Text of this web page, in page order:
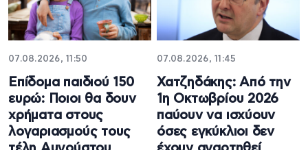
07.08.2026, 11:50
Επίδομα παιδιού 150
ευρώ: Ποιοι θα δουν
χρήματα στους
λογαριασμούς τους
07.08.2026, 11:45
Χατζηδάκης: Από την
1η Οκτωβρίου 2026
παύουν να ισχύουν
όσες εγκύκλιοι δεν